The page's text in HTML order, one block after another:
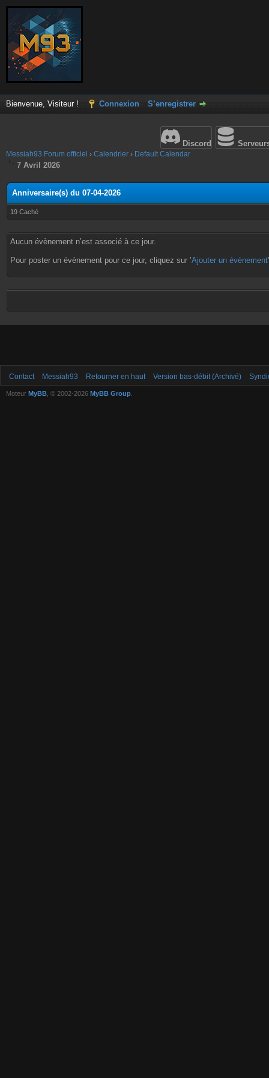
Bienvenue, Visiteur ! Connexion S’enregistrer
Discord
Messiah93 Forum officiel › Calendrier › Default Calendar
7 Avril 2026
Anniversaire(s) du 07-04-2026
19 Caché
Aucun évènement n’est associé à ce jour.
Pour poster un évènement pour ce jour, cliquez sur ’Ajouter un évènement
Contact Messiah93 Retourner en haut Version bas-débit (Archivé)
Moteur MyBB , © 2002-2026 MyBB Group